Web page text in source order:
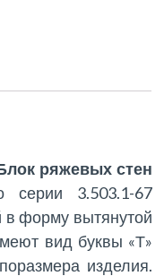
ряжевых стен
серии 3.503.1-67
в форму вытянутой
вид буквы «Т»
изделия.